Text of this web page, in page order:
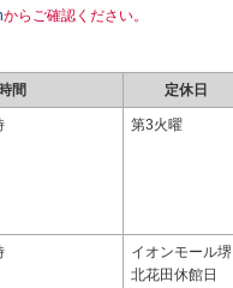
からご確認ください。
間 定休日
第3火曜
イオンモール堺
北花田休館日